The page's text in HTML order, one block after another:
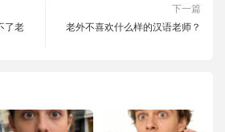
了老
下一篇
老外不喜欢什么样的汉语老师？